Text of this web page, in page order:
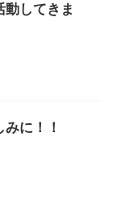
してきま
に！！